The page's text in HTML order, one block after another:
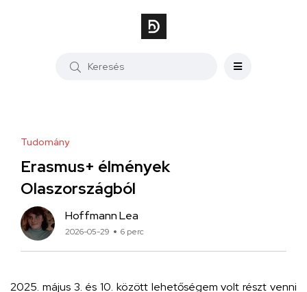
Tudomány
Erasmus+ élmények
Olaszországból
Hoffmann Lea
2026-05-29 6 perc
2025. május 3. és 10. között lehetőségem volt részt venni